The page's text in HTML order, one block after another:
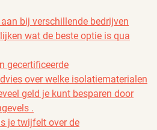
bij verschillende bedrijven
wat de beste optie is qua
gecertificeerde
over welke isolatiematerialen
geld je kunt besparen door
.
je twijfelt over de